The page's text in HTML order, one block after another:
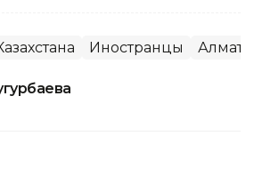
Иностранцы